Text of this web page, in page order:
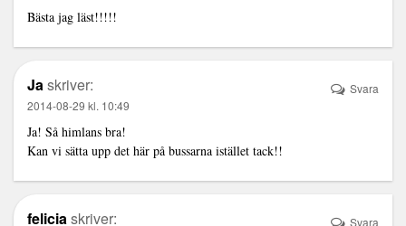
Bästa jag läst!!!!!
Jaskriver:
2014-08-29 kl. 10:49
Ja! Så himlans bra!
Kan vi sätta upp det här på bussarna istället tack!!
Svara
feliciaskriver: Svara